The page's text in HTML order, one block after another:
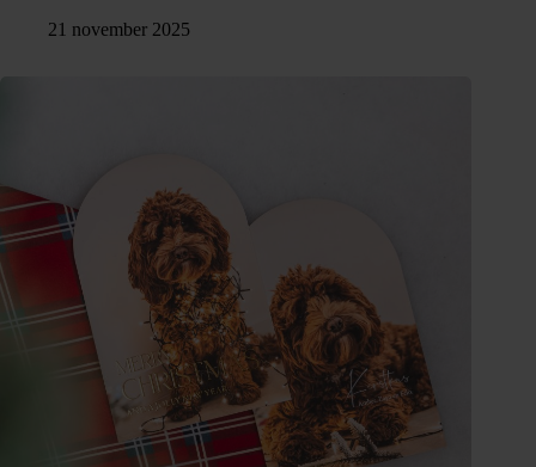
21 november 2025